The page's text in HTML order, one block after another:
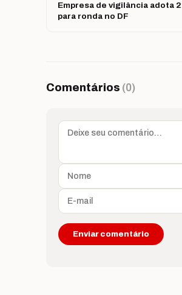
Empresa de vigilância adota
para ronda no DF
Comentários (0)